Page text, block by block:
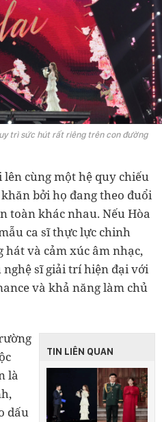
trì sức hút rất riêng trên con đường
cùng một hệ quy chiếu
bởi họ đang theo đuổi
toàn khác nhau. Nếu Hòa
ca sĩ thực lực chinh
hát và cảm xúc âm nhạc,
sĩ giải trí hiện đại với
và khả năng làm chủ
TIN LIÊN QUAN
là
dấu